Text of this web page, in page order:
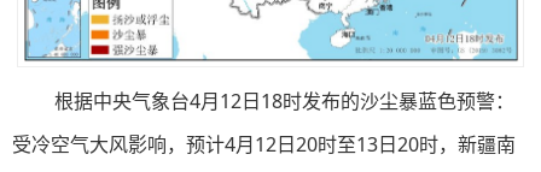
根据中央气象台4月12日18时发布的沙尘暴蓝色预警：
受冷空气大风影响，预计4月12日20时至13日20时，新疆南